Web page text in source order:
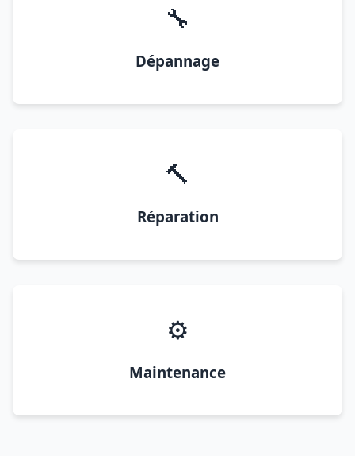
🔧
Dépannage
🔨
Réparation
⚙️
Maintenance